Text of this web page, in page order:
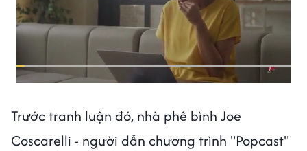
Trước tranh luận đó, nhà phê bình Joe
Coscarelli - người dẫn chương trình "Popcast"